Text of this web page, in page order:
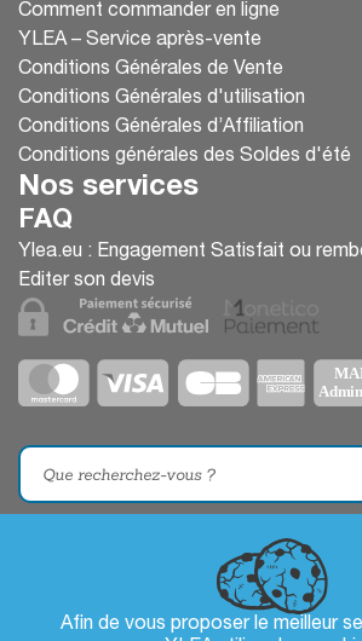
Afin de vous proposer le meilleur
Comment commander en ligne
YLEA – Service après-vente
Conditions Générales de Vente
Conditions Générales d'utilisation
Conditions Générales d’Affiliation
Conditions générales des Soldes d'été
Nos services
FAQ
Ylea.eu : Engagement Satisfait ou
Editer son devis